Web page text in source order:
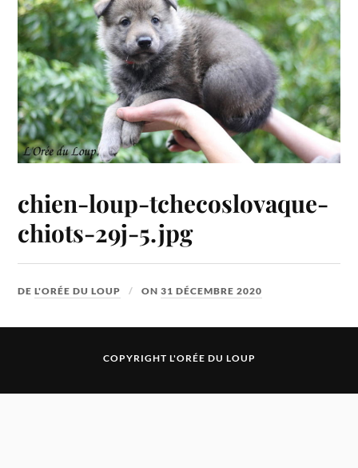
chien-loup-tchecoslovaque-
chiots-29j-5.jpg
DEL'ORÉE DU LOUP ON31 DÉCEMBRE 2020
COPYRIGHT L'ORÉE DU LOUP